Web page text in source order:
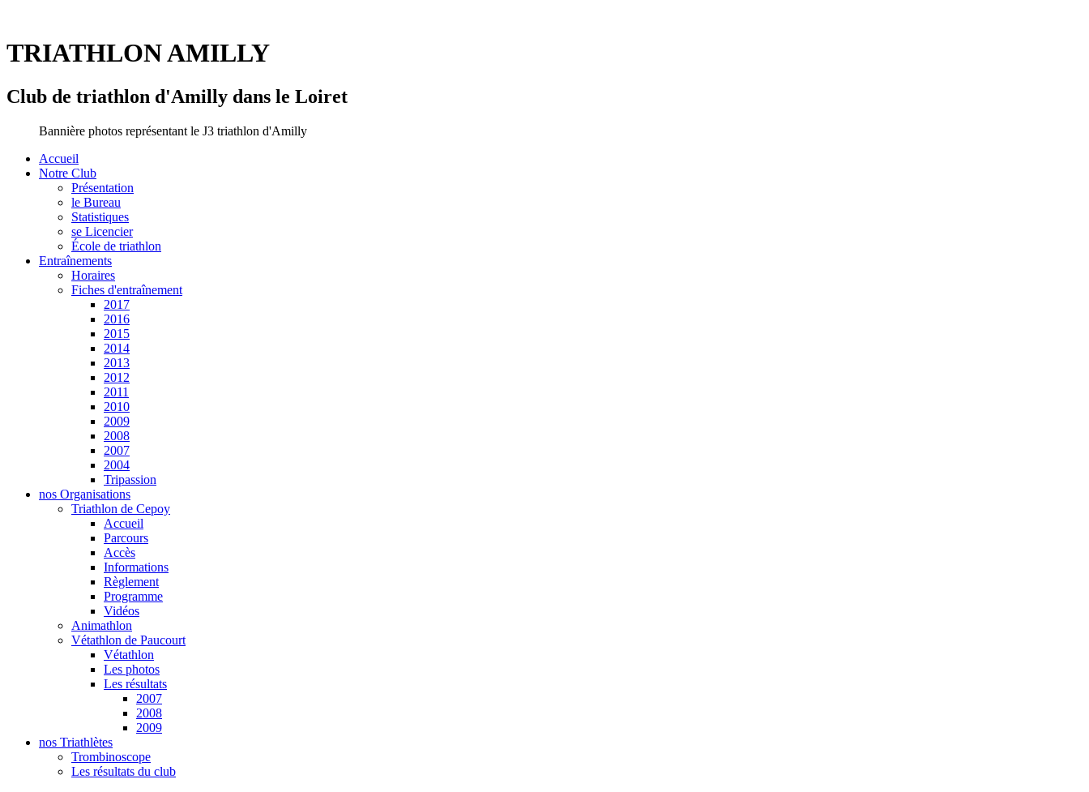
TRIATHLON AMILLY
Club de triathlon d'Amilly dans le Loiret
Bannière photos représentant le J3 triathlon d'Amilly
Accueil
Notre Club
Présentation
le Bureau
Statistiques
se Licencier
École de triathlon
Entraînements
Horaires
Fiches d'entraînement
2017
2016
2015
2014
2013
2012
2011
2010
2009
2008
2007
2004
Tripassion
nos Organisations
Triathlon de Cepoy
Accueil
Parcours
Accès
Informations
Règlement
Programme
Vidéos
Animathlon
Vétathlon de Paucourt
Vétathlon
Les photos
Les résultats
2007
2008
2009
nos Triathlètes
Trombinoscope
Les résultats du club